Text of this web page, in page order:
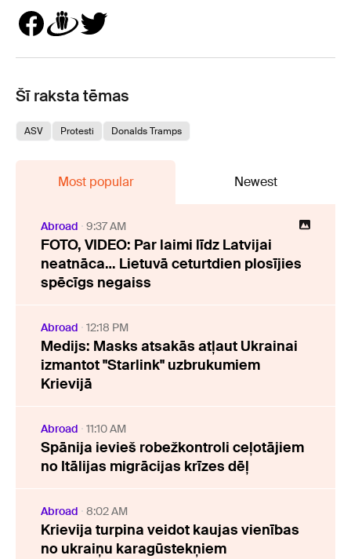
Šī raksta tēmas
ASV Protesti Donalds Tramps
Most popular Newest
Abroad 9:37 AM
FOTO, VIDEO: Par laimi līdz Latvijai
neatnāca… Lietuvā ceturtdien plosījies
spēcīgs negaiss
Abroad 12:18 PM
Medijs: Masks atsakās atļaut Ukrainai
izmantot "Starlink" uzbrukumiem
Krievijā
Abroad 11:10 AM
Spānija ievieš robežkontroli ceļotājiem
no Itālijas migrācijas krīzes dēļ
Abroad 8:02 AM
Krievija turpina veidot kaujas vienības
no ukraiņu karagūstekņiem